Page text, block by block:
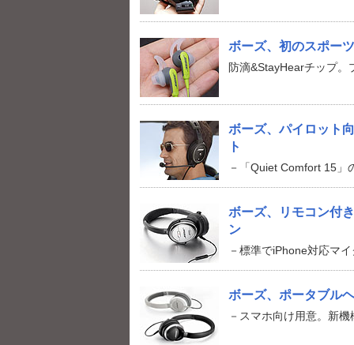
ボーズ、初のスポー
防滴&StayHearチップ。
ボーズ、パイロット
ト
－「Quiet Comfort 15」
ボーズ、リモコン付
ン
－標準でiPhone対応マ
ボーズ、ポータブル
－スマホ向け用意。新